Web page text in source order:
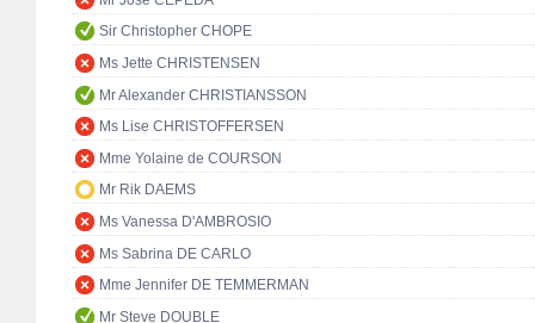
Sir Christopher CHOPE
Ms Jette CHRISTENSEN
Mr Alexander CHRISTIANSSON
Ms Lise CHRISTOFFERSEN
Mme Yolaine de COURSON
Mr Rik DAEMS
Ms Vanessa D'AMBROSIO
Ms Sabrina DE CARLO
Mme Jennifer DE TEMMERMAN
Mr Steve DOUBLE